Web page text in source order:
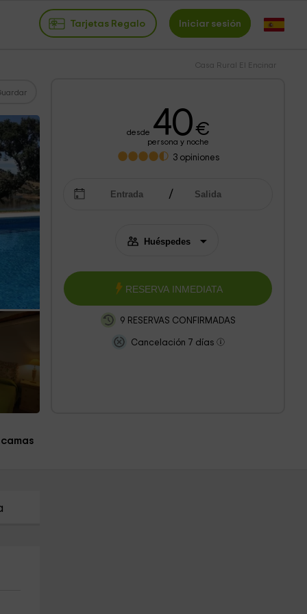
Tarjetas Regalo Iniciar sesión
Casa Rural El Encinar
desde 40€
persona y noche
3opiniones
RESERVA INMEDIATA
9 RESERVAS CONFIRMADAS
Cancelación 7 días